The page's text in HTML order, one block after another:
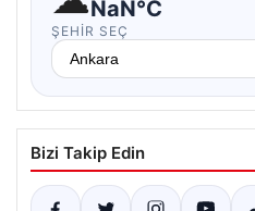
NaN°C
ŞEHIR SEÇ
Bizi Takip Edin